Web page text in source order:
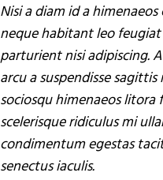
Nisi a diam id a
neque habitant leo
parturient nisi adipiscing.
arcu a suspendisse
sociosqu himenaeos
scelerisque ridiculus mi
condimentum egestas
senectus iaculis.